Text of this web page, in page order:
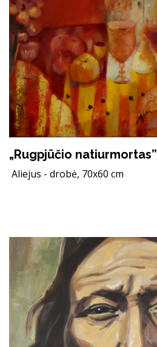
„Rugpjūčio natiurmortas”
Aliejus - drobė, 70x60 cm